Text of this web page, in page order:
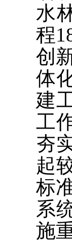
水
程
创
体
建
工
夯
起
标
系
施